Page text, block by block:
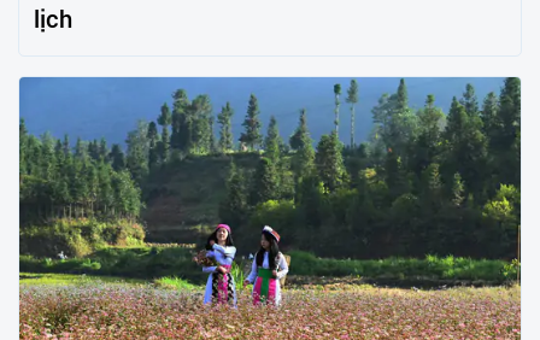
lịch